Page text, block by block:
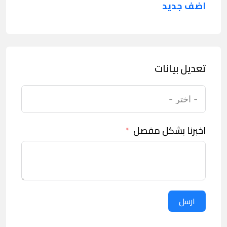
اضف جديد
تعديل بيانات
اخبرنا بشكل مفصل
ارسل